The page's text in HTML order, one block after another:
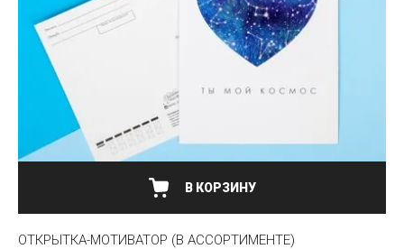
НЕТ В НАЛИЧИИ
ЯЩИК ВПЕЧАТЛЕНИЙ (ДЕРЕВО)